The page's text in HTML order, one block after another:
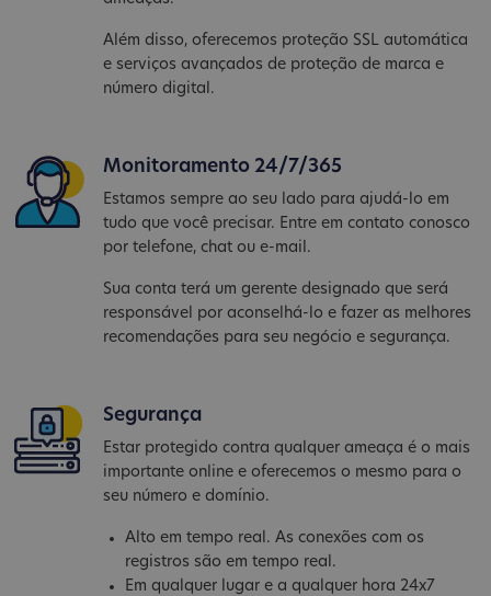
Além disso, oferecemos proteção SSL automática
e serviços avançados de proteção de marca e
número digital.
Monitoramento 24/7/365
Estamos sempre ao seu lado para ajudá-lo em
tudo que você precisar. Entre em contato conosco
por telefone, chat ou e-mail.
Sua conta terá um gerente designado que será
responsável por aconselhá-lo e fazer as melhores
recomendações para seu negócio e segurança.
Segurança
Estar protegido contra qualquer ameaça é o mais
importante online e oferecemos o mesmo para o
seu número e domínio.
Alto em tempo real. As conexões com os
registros são em tempo real.
Em qualquer lugar e a qualquer hora 24x7